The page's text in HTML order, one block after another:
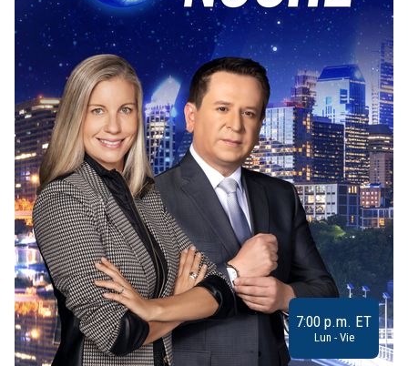
7:00 p.m. ET
Lun - Vie